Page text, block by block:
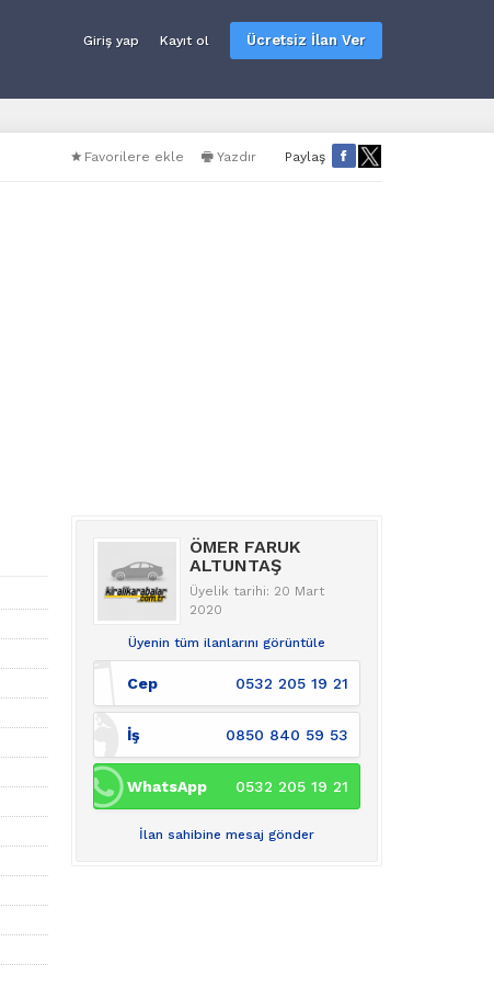
Giriş yap Kayıt ol Ücretsiz İlan Ver
Favorilere ekle Yazdır Paylaş
ÖMER FARUK
ALTUNTAŞ
Üyelik tarihi: 20 Mart
2020
Üyenin tüm ilanlarını görüntüle
Cep 0532 205 19 21
İş 0850 840 59 53
WhatsApp 0532 205 19 21
İlan sahibine mesaj gönder